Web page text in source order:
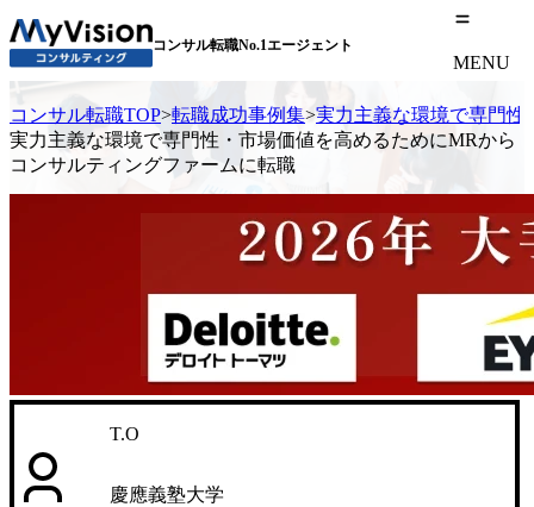
コンサル転職No.1エージェント
MENU
コンサル転職TOP>転職成功事例集>実力主義な環境で専門性
実力主義な環境で専門性・市場価値を高めるためにMRから
コンサルティングファームに転職
T.O
慶應義塾大学